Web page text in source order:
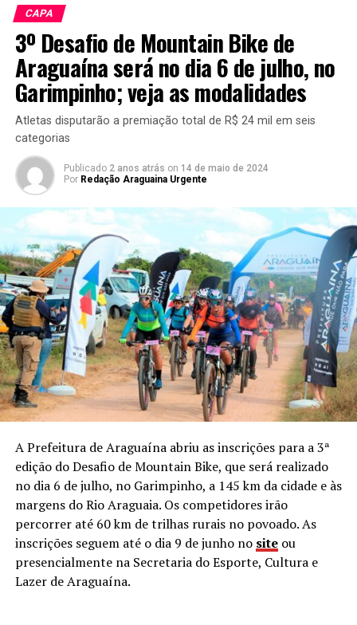
CAPA
3º Desafio de Mountain Bike de
Araguaína será no dia 6 de julho, no
Garimpinho; veja as modalidades
Atletas disputarão a premiação total de R$ 24 mil em seis
categorias
Publicado 2 anos atrás on 14 de maio de 2024
Por Redação Araguaina Urgente
A Prefeitura de Araguaína abriu as inscrições para a 3ª
edição do Desafio de Mountain Bike, que será realizado
no dia 6 de julho, no Garimpinho, a 145 km da cidade e às
margens do Rio Araguaia. Os competidores irão
percorrer até 60 km de trilhas rurais no povoado. As
inscrições seguem até o dia 9 de junho no site ou
presencialmente na Secretaria do Esporte, Cultura e
Lazer de Araguaína.